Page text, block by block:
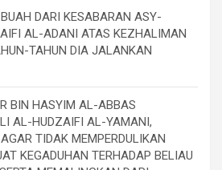
DARI KESABARAN ASY-
AL-ADANI ATAS KEZHALIMAN
TAHUN DIA JALANKAN
BIN HASYIM AL-ABBAS
AL-HUDZAIFI AL-YAMANI,
TIDAK MEMPERDULIKAN
KEGADUHAN TERHADAP BELIAU